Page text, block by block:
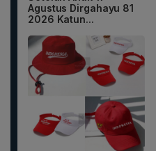
Agustus Dirgahayu 81
2026 Katun...